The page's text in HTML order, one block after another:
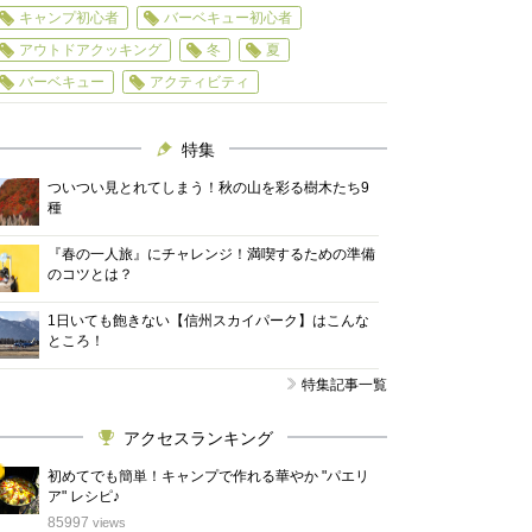
キャンプ初心者
バーベキュー初心者
アウトドアクッキング
冬
夏
バーベキュー
アクティビティ
特集
ついつい見とれてしまう！秋の山を彩る樹木たち9
種
『春の一人旅』にチャレンジ！満喫するための準備
のコツとは？
1日いても飽きない【信州スカイパーク】はこんな
ところ！
特集記事一覧
アクセスランキング
初めてでも簡単！キャンプで作れる華やか "パエリ
ア" レシピ♪
85997 views